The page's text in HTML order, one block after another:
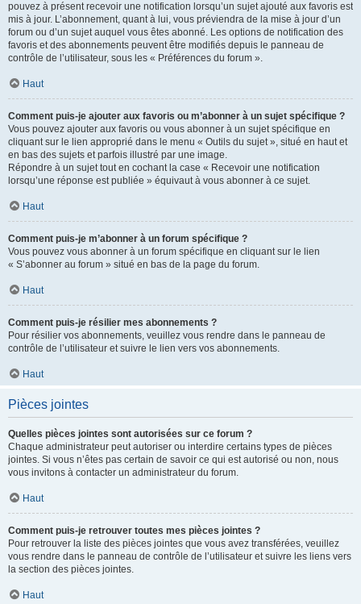
pouvez à présent recevoir une notification lorsqu’un sujet ajouté aux favoris est
mis à jour. L’abonnement, quant à lui, vous préviendra de la mise à jour d’un
forum ou d’un sujet auquel vous êtes abonné. Les options de notification des
favoris et des abonnements peuvent être modifiés depuis le panneau de
contrôle de l’utilisateur, sous les « Préférences du forum ».
Haut
Comment puis-je ajouter aux favoris ou m’abonner à un sujet spécifique ?
Vous pouvez ajouter aux favoris ou vous abonner à un sujet spécifique en
cliquant sur le lien approprié dans le menu « Outils du sujet », situé en haut et
en bas des sujets et parfois illustré par une image.
Répondre à un sujet tout en cochant la case « Recevoir une notification
lorsqu’une réponse est publiée » équivaut à vous abonner à ce sujet.
Haut
Comment puis-je m’abonner à un forum spécifique ?
Vous pouvez vous abonner à un forum spécifique en cliquant sur le lien
« S’abonner au forum » situé en bas de la page du forum.
Haut
Comment puis-je résilier mes abonnements ?
Pour résilier vos abonnements, veuillez vous rendre dans le panneau de
contrôle de l’utilisateur et suivre le lien vers vos abonnements.
Haut
Pièces jointes
Quelles pièces jointes sont autorisées sur ce forum ?
Chaque administrateur peut autoriser ou interdire certains types de pièces
jointes. Si vous n’êtes pas certain de savoir ce qui est autorisé ou non, nous
vous invitons à contacter un administrateur du forum.
Haut
Comment puis-je retrouver toutes mes pièces jointes ?
Pour retrouver la liste des pièces jointes que vous avez transférées, veuillez
vous rendre dans le panneau de contrôle de l’utilisateur et suivre les liens vers
la section des pièces jointes.
Haut